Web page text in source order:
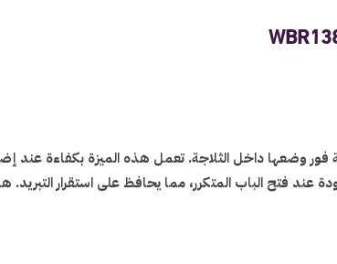
فور وضعها داخل الثلاجة. تعمل هذه الميزة بكفاءة عند
فتح الباب المتكرر، مما يحافظ على استقرار التبريد.